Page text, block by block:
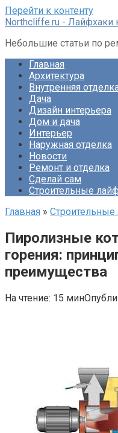
Перейти к контенту
Northcliffe.ru - Лайфхаки
Небольшие статьи по
Главная
Архитектура
Внутренняя
Дача
Дизайн интерьера
Дом и дача
Интерьер
Наружная отделка
Новости
Ремонт и отделка
Сделай сам
Строительные
Главная » Строительные
Пиролизные
горения:
преимущества
На чтение: 15 мин